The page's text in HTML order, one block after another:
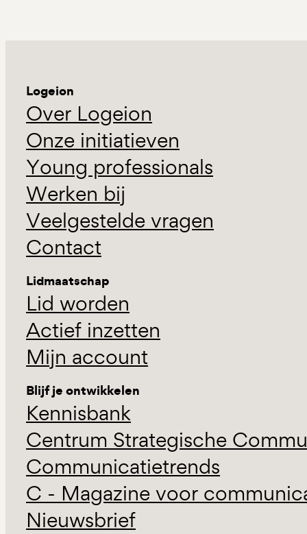
Logeion
Over Logeion
Onze initiatieven
Young professionals
Werken bij
Veelgestelde vragen
Contact
Lidmaatschap
Lid worden
Actief inzetten
Mijn account
Blijf je ontwikkelen
Kennisbank
Centrum Strategische
Communicatietrends
C - Magazine voor
Nieuwsbrief